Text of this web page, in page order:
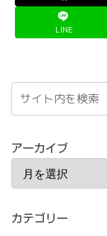
LINE
アーカイブ
カテゴリー